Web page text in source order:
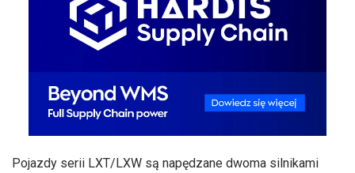
Pojazdy serii LXT/LXW są napędzane dwoma silnikami